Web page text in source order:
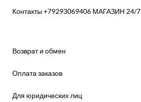
Контакты +79293069406 МАГАЗИН 24/7
Возврат и обмен
Оплата заказов
Для юридических лиц